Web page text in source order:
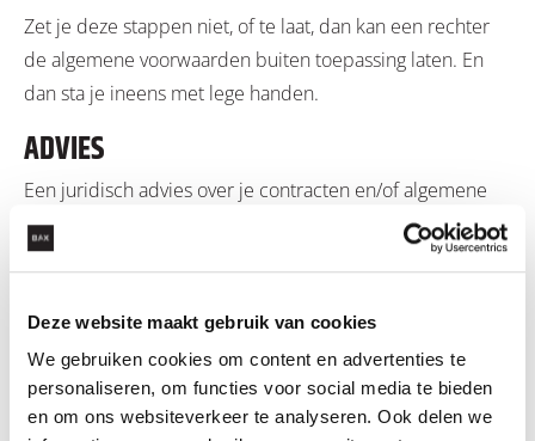
Deze website maakt gebruik van cookies
We gebruiken cookies om content en advertenties te
personaliseren, om functies voor social media te bieden
en om ons websiteverkeer te analyseren. Ook delen we
Zet je deze stappen niet, of te laat, dan kan een rechter
de algemene voorwaarden buiten toepassing laten. En
dan sta je ineens met lege handen.
ADVIES
Een juridisch advies over je contracten en/of algemene
voorwaarden kan veel problemen voorkomen. Niet alleen
inhoudelijk, maar ook in de manier waarop je ze gebruikt.
biedt alsnog geen bescherming. Wil je hier meer over
weten, neem dan gerust vrijblijvend contact metmijop.